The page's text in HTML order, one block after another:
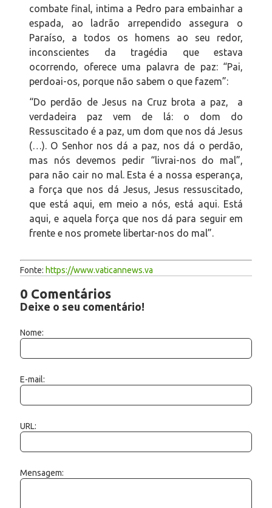
combate final, intima a Pedro para embainhar a
espada, ao ladrão arrependido assegura o
Paraíso, a todos os homens ao seu redor,
inconscientes da tragédia que estava
ocorrendo, oferece uma palavra de paz: “Pai,
perdoai-os, porque não sabem o que fazem”:
“Do perdão de Jesus na Cruz brota a paz, a
verdadeira paz vem de lá: o dom do
Ressuscitado é a paz, um dom que nos dá Jesus
(…). O Senhor nos dá a paz, nos dá o perdão,
mas nós devemos pedir “livrai-nos do mal”,
para não cair no mal. Esta é a nossa esperança,
a força que nos dá Jesus, Jesus ressuscitado,
que está aqui, em meio a nós, está aqui. Está
aqui, e aquela força que nos dá para seguir em
frente e nos promete libertar-nos do mal”.
Fonte: https://www.vaticannews.va
0 Comentários
Deixe o seu comentário!
Nome:
E-mail:
URL:
Mensagem: